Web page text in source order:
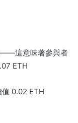
——這意味著參與者
ETH
0.02 ETH